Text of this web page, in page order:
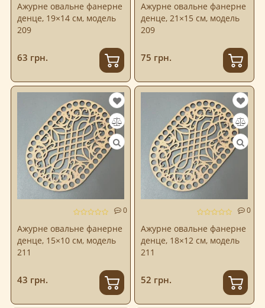
Ажурне овальне фанерне
денце, 19×14 см, модель
209
63 грн.
Ажурне овальне фанерне
денце, 21×15 см, модель
209
75 грн.
0
Ажурне овальне фанерне
денце, 15×10 см, модель
211
43 грн.
0
Ажурне овальне фанерне
денце, 18×12 см, модель
211
52 грн.